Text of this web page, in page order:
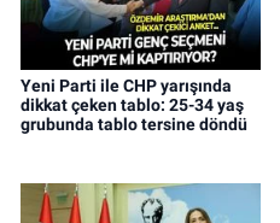
Yeni Parti ile CHP yarışında
dikkat çeken tablo: 25-34 yaş
grubunda tablo tersine döndü